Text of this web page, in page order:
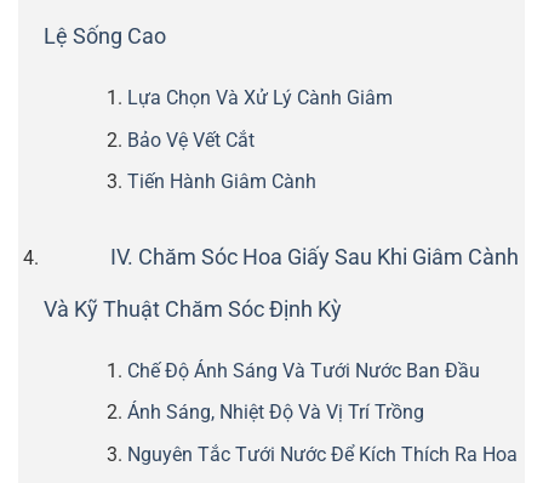
Lệ Sống Cao
Lựa Chọn Và Xử Lý Cành Giâm
Bảo Vệ Vết Cắt
Tiến Hành Giâm Cành
IV. Chăm Sóc Hoa Giấy Sau Khi Giâm Cành
Và Kỹ Thuật Chăm Sóc Định Kỳ
Chế Độ Ánh Sáng Và Tưới Nước Ban Đầu
Ánh Sáng, Nhiệt Độ Và Vị Trí Trồng
Nguyên Tắc Tưới Nước Để Kích Thích Ra Hoa